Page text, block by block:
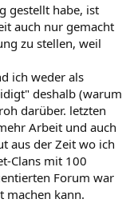
gestellt habe, ist
auch nur gemacht
zu stellen, weil
ich weder als
deshalb (warum
darüber. letzten
Arbeit und auch
aus der Zeit wo ich
Clans mit 100
Forum war
machen kann.